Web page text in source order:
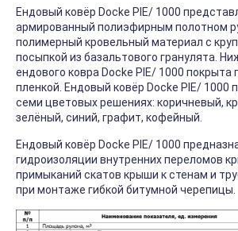
Ендовый ковёр Docke PIE/ 1000
армированный полиэфирным полотном
полимерный кровельный материал с
посыпкой из базальтового гранулята.
ендового ковра Docke PIE/ 1000 покрыта
пленкой. Ендовый ковёр Docke PIE/ 1000
семи цветовых решениях: коричневый,
зелёный, синий, графит, кофейный.
Ендовый ковёр Docke PIE/ 1000
гидроизоляции внутренних переломов
примыканий скатов крыши к стенам и
при монтаже гибкой битумной черепицы.